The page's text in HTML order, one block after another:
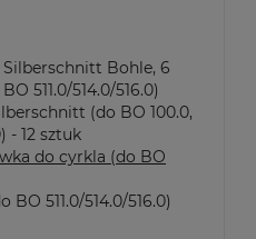
Bohle, 6
511.0/514.0/516.0)
(do BO 100.0,
- 12 sztuk
do cyrkla (do BO
511.0/514.0/516.0)